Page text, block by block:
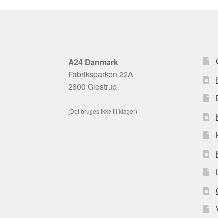
A24 Danmark
Fabriksparken 22A
2600 Glostrup
(Det bruges ikke til klager)